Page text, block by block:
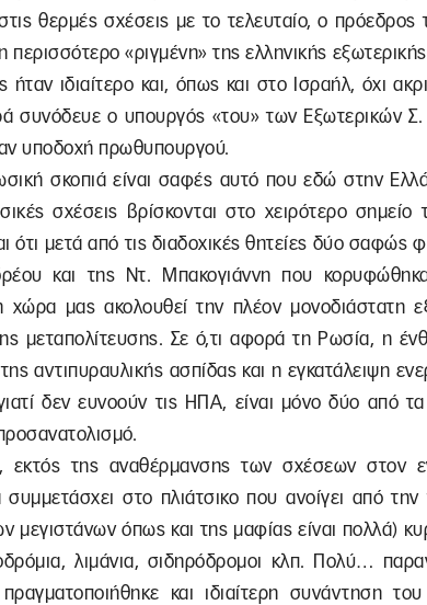
στις θερμές σχέσεις με το τελευταίο, ο
περισσότερο «ριγμένη» της ελληνικής
ήταν ιδιαίτερο και, όπως και στο Ισραήλ, όχι
συνόδευε ο υπουργός «του» των Εξωτερικών
υποδοχή πρωθυπουργού.
σκοπιά είναι σαφές αυτό που εδώ στην
σχέσεις βρίσκονται στο χειρότερο σημείο
ότι μετά από τις διαδοχικές θητείες δύο σαφώς
και της Ντ. Μπακογιάννη που
χώρα μας ακολουθεί την πλέον μονοδιάστατη
μεταπολίτευσης. Σε ό,τι αφορά τη Ρωσία, η
της αντιπυραυλικής ασπίδας και η εγκατάλειψη
δεν ευνοούν τις ΗΠΑ, είναι μόνο δύο από
της αναθέρμανσης των σχέσεων στον
συμμετάσχει στο πλιάτσικο που ανοίγει από
μεγιστάνων όπως και της μαφίας είναι πολλά)
λιμάνια, σιδηρόδρομοι κλπ. Πολύ…
και ιδιαίτερη συνάντηση